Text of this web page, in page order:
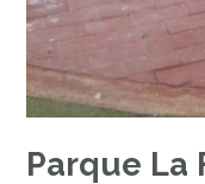
Parque La